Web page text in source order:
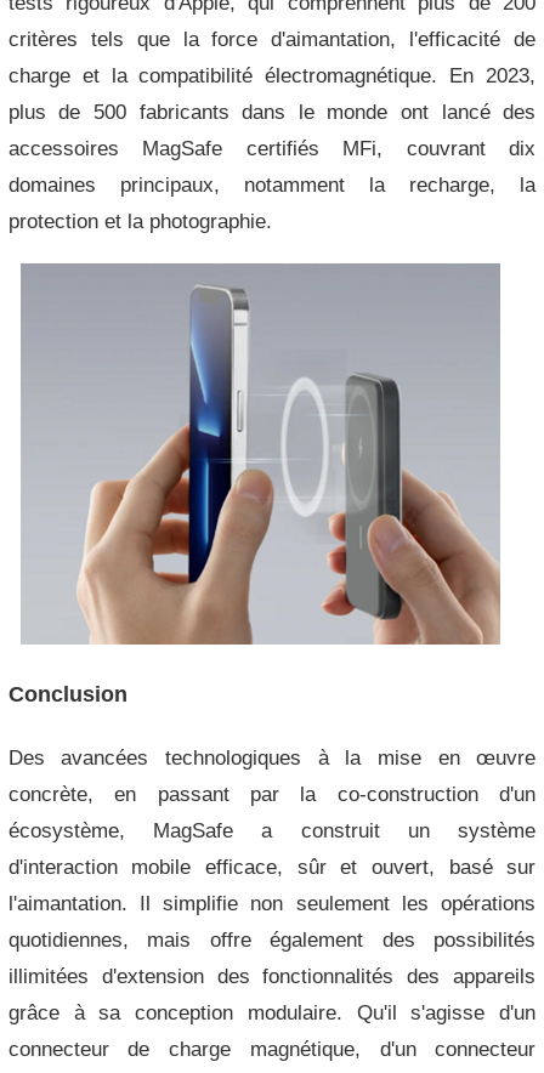
critères tels que la force d'aimantation, l'efficacité de
charge et la compatibilité électromagnétique. En 2023,
plus de 500 fabricants dans le monde ont lancé des
accessoires MagSafe certifiés MFi, couvrant dix
domaines principaux, notamment la recharge, la
protection et la photographie.
Conclusion
Des avancées technologiques à la mise en œuvre
concrète, en passant par la co-construction d'un
écosystème, MagSafe a construit un système
d'interaction mobile efficace, sûr et ouvert, basé sur
l'aimantation. Il simplifie non seulement les opérations
quotidiennes, mais offre également des possibilités
illimitées d'extension des fonctionnalités des appareils
grâce à sa conception modulaire. Qu'il s'agisse d'un
connecteur de charge magnétique, d'un connecteur